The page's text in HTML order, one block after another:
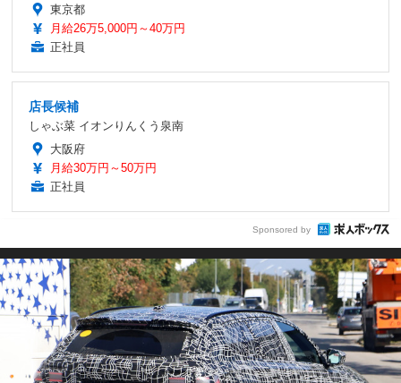
東京都
月給26万5,000円～40万円
正社員
店長候補
しゃぶ菜 イオンりんくう泉南
大阪府
月給30万円～50万円
正社員
Sponsored by